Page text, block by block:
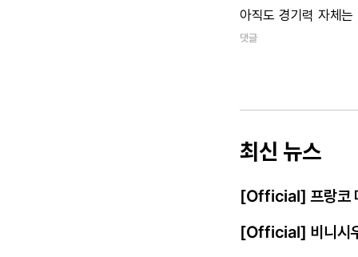
아직도 경기력 자체는
댓글
최신 뉴스
[Official] 프랑코
[Official] 비니시